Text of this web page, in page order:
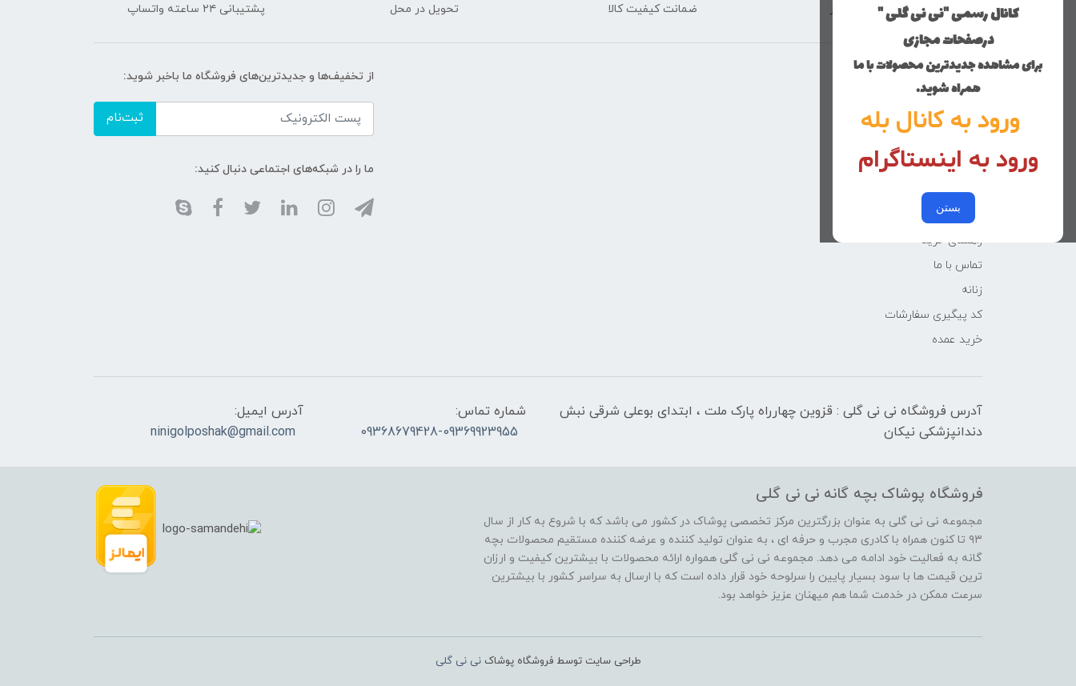
کانال رسمی "نی نی گلی "
درصفحات مجازی
برای مشاهده جدیدترین محصولات با ما
همراه شوید.
ورود به کانال بله
ورود به اینستاگرام
بستن
ارسال با پست پیشتاز ضمانت کیفیت کالا تحویل در محل پشتیبانی ۲۴ ساعته واتساپ
منوی وب‌سایت
محصولات
دخترانه
پسرانه
کوچولوهای نی نی گلی
راهنمای خرید
تماس با ما
زنانه
کد پیگیری سفارشات
خرید عمده
از تخفیف‌ها و جدیدترین‌های فروشگاه ما باخبر شوید:
ثبت‌نام
ما را در شبکه‌های اجتماعی دنبال کنید:
آدرس فروشگاه نی نی گلی : قزوین چهارراه پارک ملت ، ابتدای بوعلی شرقی نبش
دندانپزشکی نیکان
شماره تماس:
09368679428-09369923955
آدرس ایمیل:
ninigolposhak@gmail.com
فروشگاه پوشاک بچه گانه نی نی گلی
مجموعه نی نی گلی به عنوان بزرگترین مرکز تخصصی پوشاک در کشور می باشد که با شروع به کار از سال
۹۳ تا کنون همراه با کادری مجرب و حرفه ای ، به عنوان تولید کننده و عرضه کننده مستقیم محصولات بچه
گانه به فعالیت خود ادامه می دهد. مجموعه نی نی گلی همواره ارائه محصولات با بیشترین کیفیت و ارزان
ترین قیمت ها با سود بسیار پایین را سرلوحه خود قرار داده است که با ارسال به سراسر کشور با بیشترین
سرعت ممکن در خدمت شما هم میهنان عزیز خواهد بود.
طراحی سایت توسط فروشگاه پوشاکنی نی گلی